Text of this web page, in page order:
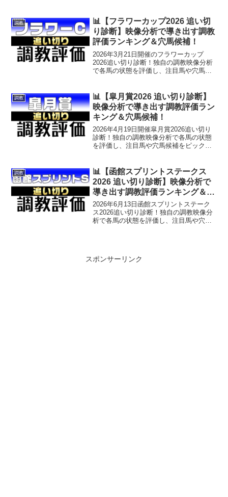
料穴馬情報を配信中！
調教
📊【フラワーカップ2026 追い切
り診断】映像分析で導き出す調教
評価ランキング＆穴馬候補！
2026年3月21日開催のフラワーカップ
2026追い切り診断！独自の調教映像分析
で各馬の状態を評価し、注目馬や穴馬候
重賞当日朝に無料穴馬情報を配信中！
調教
📊【皐月賞2026 追い切り診断】
映像分析で導き出す調教評価ラン
キング＆穴馬候補！
2026年4月19日開催皐月賞2026追い切り
診断！独自の調教映像分析で各馬の状態
を評価し、注目馬や穴馬候補をピックア
無料穴馬情報を配信中！
調教
📊【函館スプリントステークス
2026 追い切り診断】映像分析で
導き出す調教評価ランキング＆穴
馬候補！
2026年6月13日函館スプリントステーク
ス2026追い切り診断！独自の調教映像分
析で各馬の状態を評価し、注目馬や穴馬
スポンサーリンク